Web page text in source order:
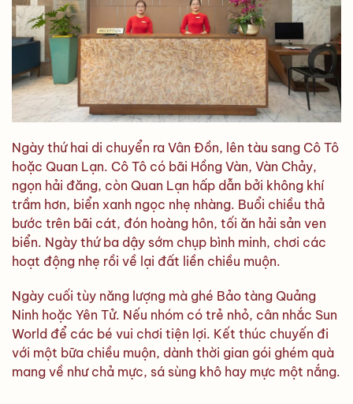
Ngày thứ hai di chuyển ra Vân Đồn, lên tàu sang Cô Tô
hoặc Quan Lạn. Cô Tô có bãi Hồng Vàn, Vàn Chảy,
ngọn hải đăng, còn Quan Lạn hấp dẫn bởi không khí
trầm hơn, biển xanh ngọc nhẹ nhàng. Buổi chiều thả
bước trên bãi cát, đón hoàng hôn, tối ăn hải sản ven
biển. Ngày thứ ba dậy sớm chụp bình minh, chơi các
hoạt động nhẹ rồi về lại đất liền chiều muộn.
Ngày cuối tùy năng lượng mà ghé Bảo tàng Quảng
Ninh hoặc Yên Tử. Nếu nhóm có trẻ nhỏ, cân nhắc Sun
World để các bé vui chơi tiện lợi. Kết thúc chuyến đi
với một bữa chiều muộn, dành thời gian gói ghém quà
mang về như chả mực, sá sùng khô hay mực một nắng.